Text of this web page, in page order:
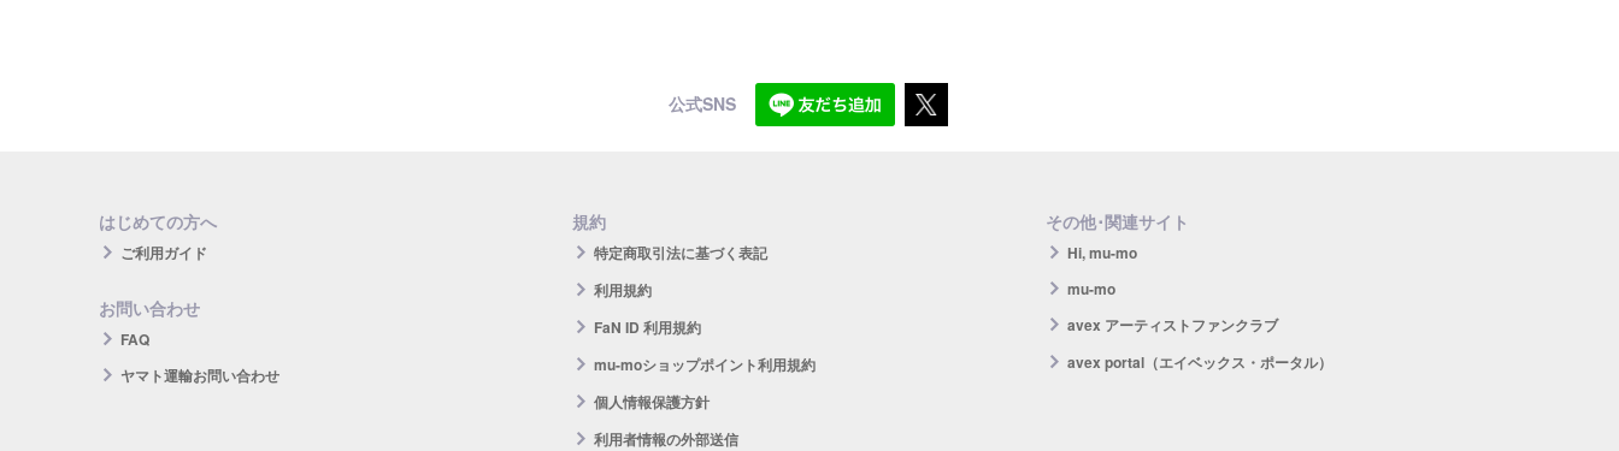
公式SNS
はじめての方へ
ご利用ガイド
お問い合わせ
FAQ
ヤマト運輸お問い合わせ
規約
特定商取引法に基づく表記
利用規約
FaN ID 利用規約
mu-moショップポイント利用規約
個人情報保護方針
利用者情報の外部送信
その他･関連サイト
Hi, mu-mo
mu-mo
avex アーティストファンクラブ
avex portal（エイベックス・ポータル）